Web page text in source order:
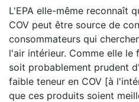
L'EPA elle-même reconnaît
COV peut être source de
consommateurs qui
l'air intérieur. Comme elle le
soit probablement prudent
faible teneur en COV [à
que ces produits soient